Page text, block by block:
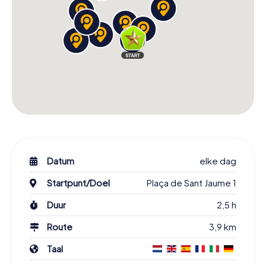
Datum
elke dag
Startpunt/Doel
Plaça de Sant Jaume 1
Duur
2,5 h
Route
3,9 km
Taal